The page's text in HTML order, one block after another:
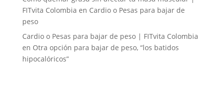
FITvita Colombia en Cardio o Pesas para bajar de
peso
Cardio o Pesas para bajar de peso | FITvita Colombia
en Otra opción para bajar de peso, “los batidos
hipocalóricos”